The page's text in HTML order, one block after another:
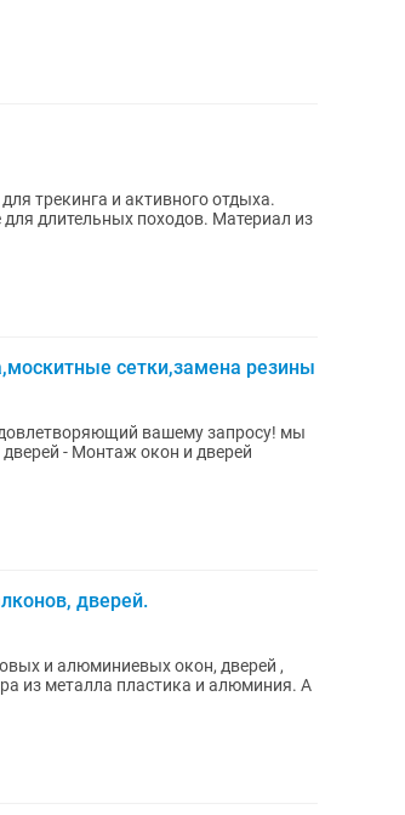
трекинга и активного отдыха.
длительных походов. Материал из
сетки,замена резины
вашему запросу! мы
и дверей
дверей.
и алюминиевых окон, дверей ,
из металла пластика и алюминия. А